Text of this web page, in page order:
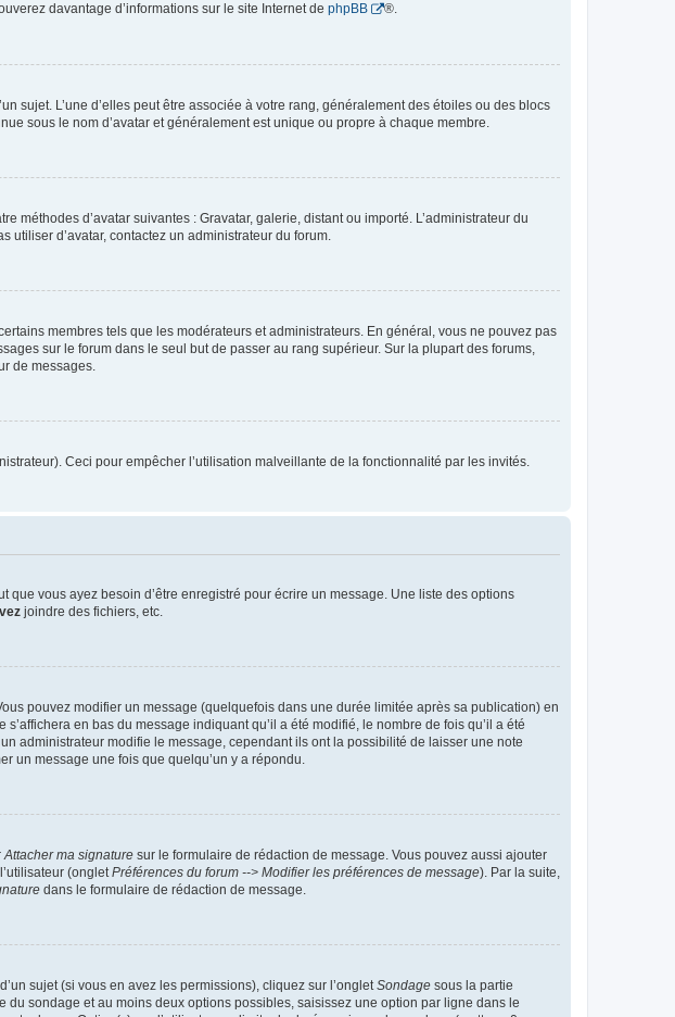
davantage d’informations sur le site Internet de phpBB ®.
sujet. L’une d’elles peut être associée à votre rang, généralement des étoiles ou des blocs
sous le nom d’avatar et généralement est unique ou propre à chaque membre.
méthodes d’avatar suivantes : Gravatar, galerie, distant ou importé. L’administrateur du
utiliser d’avatar, contactez un administrateur du forum.
membres tels que les modérateurs et administrateurs. En général, vous ne pouvez pas
sur le forum dans le seul but de passer au rang supérieur. Sur la plupart des forums,
de messages.
Ceci pour empêcher l’utilisation malveillante de la fonctionnalité par les invités.
vous ayez besoin d’être enregistré pour écrire un message. Une liste des options
joindre des fichiers, etc.
pouvez modifier un message (quelquefois dans une durée limitée après sa publication) en
en bas du message indiquant qu’il a été modifié, le nombre de fois qu’il a été
administrateur modifie le message, cependant ils ont la possibilité de laisser une note
un message une fois que quelqu’un y a répondu.
Attacher ma signature sur le formulaire de rédaction de message. Vous pouvez aussi ajouter
(ongletPréférences du forum --> Modifier les préférences de message). Par la suite,
dans le formulaire de rédaction de message.
sujet (si vous en avez les permissions), cliquez sur l’ongletSondage sous la partie
sondage et au moins deux options possibles, saisissez une option par ligne dans le